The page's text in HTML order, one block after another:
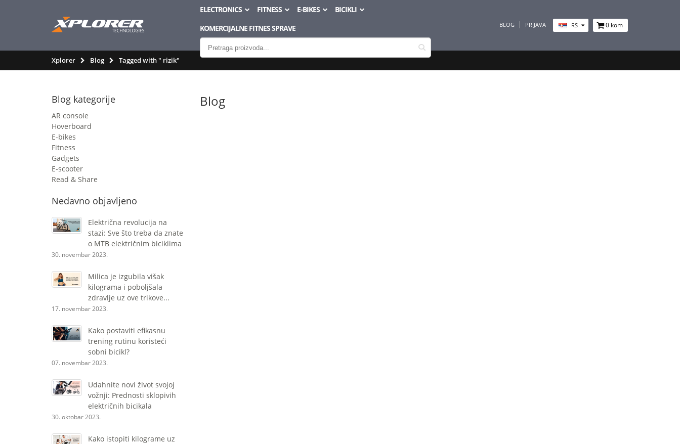
ELECTRONICS FITNESS E-BIKES
BICIKLI
KOMERCIJALNE FITNES SPRAVE
BLOG PRIJAVA RS 0 kom
Xplorer Blog Tagged with " rizik"
Blog kategorije
AR console
Hoverboard
E-bikes
Fitness
Gadgets
E-scooter
Read & Share
Nedavno objavljeno
Električna revolucija na
stazi: Sve što treba da znate
o MTB električnim biciklima
30. novembar 2023.
Milica je izgubila višak
kilograma i poboljšala
zdravlje uz ove trikove...
17. novembar 2023.
Kako postaviti efikasnu
trening rutinu koristeći
sobni bicikl?
07. novembar 2023.
Udahnite novi život svojoj
vožnji: Prednosti sklopivih
električnih bicikala
30. oktobar 2023.
Kako istopiti kilograme uz
Blog